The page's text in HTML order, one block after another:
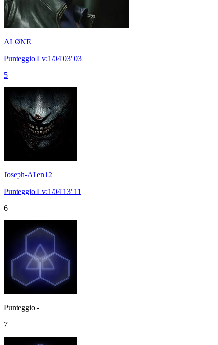
ΛLØNE
Punteggio:Lv:1/04'03"03
5
Joseph-Allen12
Punteggio:Lv:1/04'13"11
6
Punteggio:-
7